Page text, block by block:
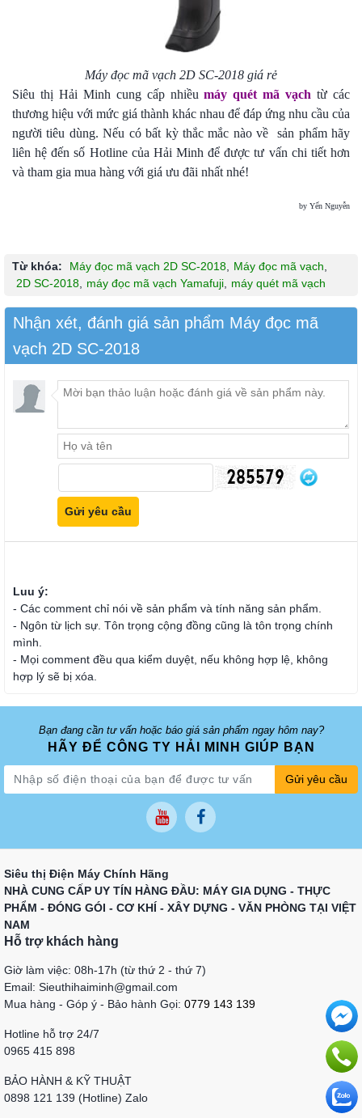
Máy đọc mã vạch 2D SC-2018 giá rẻ
Siêu thị Hải Minh cung cấp nhiềumáy quét mã vạch từ các
thương hiệu với mức giá thành khác nhau để đáp ứng nhu cầu của
người tiêu dùng. Nếu có bất kỳ thắc mắc nào về sản phẩm hãy
liên hệ đến số Hotline của Hải Minh để được tư vấn chi tiết hơn
và tham gia mua hàng với giá ưu đãi nhất nhé!
by Yến Nguyễn
Từ khóa: Máy đọc mã vạch 2D SC-2018 Máy đọc mã vạch
2D SC-2018
máy đọc mã vạch Yamafuji máy quét mã vạch
Nhận xét, đánh giá sản phẩm Máy đọc mã
vạch 2D SC-2018
Luu ý:
- Các comment chỉ nói về sản phẩm và tính năng sản phẩm.
- Ngôn từ lịch sự. Tôn trọng cộng đồng cũng là tôn trọng chính
mình.
- Mọi comment đều qua kiểm duyệt, nếu không hợp lệ, không
hợp lý sẽ bị xóa.
Bạn đang cần tư vấn hoặc báo giá sản phẩm ngay hôm nay?
HÃY ĐỂ CÔNG TY HẢI MINH GIÚP BẠN
Gửi yêu cầu
Siêu thị Điện Máy Chính Hãng
NHÀ CUNG CẤP UY TÍN HÀNG ĐẦU: MÁY GIA DỤNG - THỰC
PHẨM - ĐÓNG GÓI - CƠ KHÍ - XÂY DỰNG - VĂN PHÒNG TẠI VIỆT
NAM
Hỗ trợ khách hàng
Giờ làm việc: 08h-17h (từ thứ 2 - thứ 7)
Email: Sieuthihaiminh@gmail.com
Mua hàng - Góp ý - Bảo hành Gọi: 0779 143 139
Hotline hỗ trợ 24/7
0965 415 898
BẢO HÀNH & KỸ THUẬT
0898 121 139 (Hotline) Zalo